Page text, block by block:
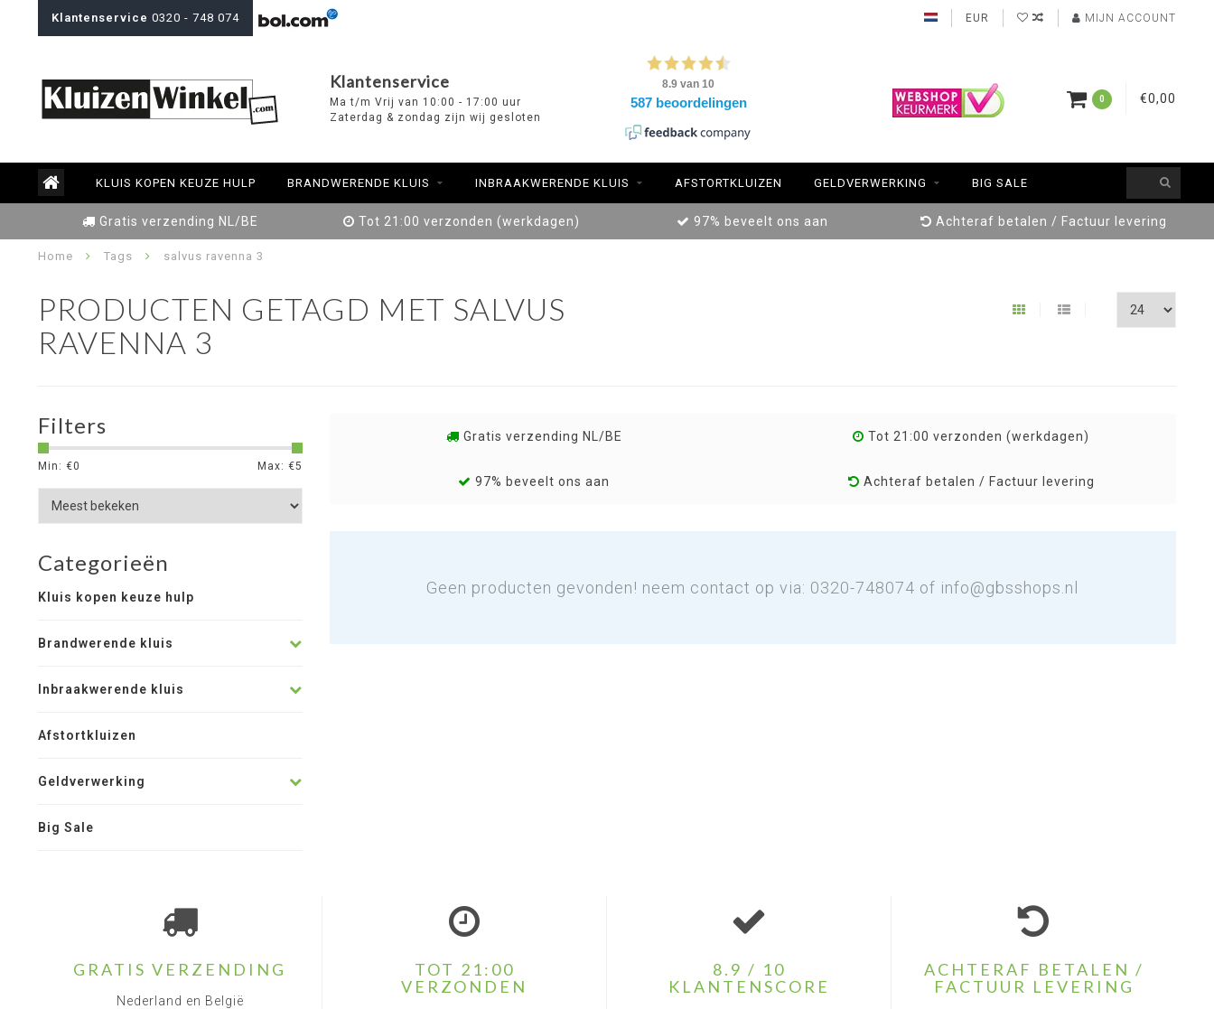
Klantenservice 0320 - 748 074 EUR MIJN ACCOUNT
Klantenservice
Ma t/m Vrij van 10:00 - 17:00 uur
Zaterdag & zondag zijn wij gesloten
0 €0,00
KLUIS KOPEN KEUZE HULP BRANDWERENDE KLUIS INBRAAKWERENDE KLUIS AFSTORTKLUIZEN GELDVERWERKING BIG SALE
Gratis verzending NL/BE Tot 21:00 verzonden (werkdagen) 97% beveelt ons aan Achteraf betalen / Factuur levering
Home Tags salvus ravenna 3
PRODUCTEN GETAGD MET SALVUS
RAVENNA 3
Filters
Min: €0 Max: €5
Categorieën
Kluis kopen keuze hulp
Brandwerende kluis
Inbraakwerende kluis
Afstortkluizen
Geldverwerking
Big Sale
Gratis verzending NL/BE Tot 21:00 verzonden (werkdagen)
97% beveelt ons aan Achteraf betalen / Factuur levering
Geen producten gevonden! neem contact op via: 0320-748074 of info@gbsshops.nl
GRATIS VERZENDING
Nederland en België
TOT 21:00
VERZONDEN
8.9 / 10
KLANTENSCORE
ACHTERAF BETALEN /
FACTUUR LEVERING